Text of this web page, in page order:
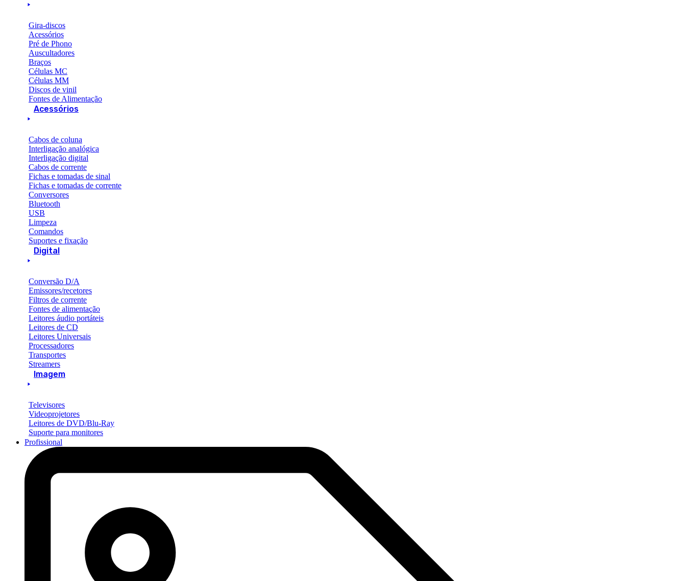
Gira-discos
Acessórios
Pré de Phono
Auscultadores
Braços
Células MC
Células MM
Discos de vinil
Fontes de Alimentação
Acessórios
Cabos de coluna
Interligação analógica
Interligação digital
Cabos de corrente
Fichas e tomadas de sinal
Fichas e tomadas de corrente
Conversores
Bluetooth
USB
Limpeza
Comandos
Suportes e fixação
Digital
Conversão D/A
Emissores/recetores
Filtros de corrente
Fontes de alimentação
Leitores áudio portáteis
Leitores de CD
Leitores Universais
Processadores
Transportes
Streamers
Imagem
Televisores
Videoprojetores
Leitores de DVD/Blu-Ray
Suporte para monitores
Profissional